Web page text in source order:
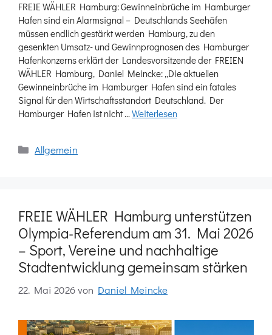
FREIE WÄHLER Hamburg: Gewinneinbrüche im Hamburger
Hafen sind ein Alarmsignal – Deutschlands Seehäfen
müssen endlich gestärkt werden Hamburg, zu den
gesenkten Umsatz- und Gewinnprognosen des Hamburger
Hafenkonzerns erklärt der Landesvorsitzende der FREIEN
WÄHLER Hamburg, Daniel Meincke: „Die aktuellen
Gewinneinbrüche im Hamburger Hafen sind ein fatales
Signal für den Wirtschaftsstandort Deutschland. Der
Hamburger Hafen ist nicht …Weiterlesen
Kategorien
Allgemein
FREIE WÄHLER Hamburg unterstützen
Olympia-Referendum am 31. Mai 2026
– Sport, Vereine und nachhaltige
Stadtentwicklung gemeinsam stärken
22. Mai 2026von Daniel Meincke